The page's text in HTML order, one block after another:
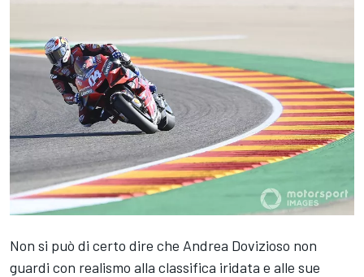
Non si può di certo dire che Andrea Dovizioso non
guardi con realismo alla classifica iridata e alle sue